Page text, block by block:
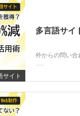
サイト
多言語サイ
外からの問い合
･･･